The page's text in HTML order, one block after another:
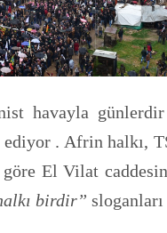
havayla
ediyor . Afrin halkı,
göre El Vilat
birdir” sloganları